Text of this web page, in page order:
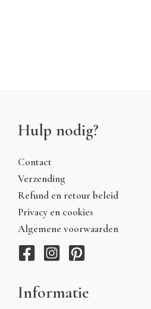
Hulp nodig?
Contact
Verzending
Refund en retour beleid
Privacy en cookies
Algemene voorwaarden
Informatie